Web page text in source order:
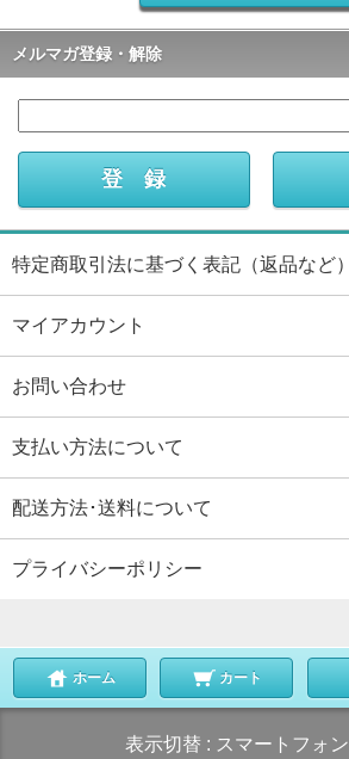
メルマガ登録・解除
特定商取引法に基づく表記（返品など）
マイアカウント
お問い合わせ
支払い方法について
配送方法･送料について
プライバシーポリシー
ホーム カート
表示切替 : スマートフォン